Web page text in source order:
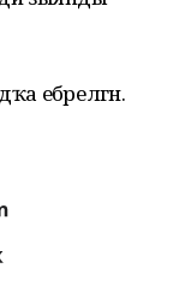
ебәрелгән.